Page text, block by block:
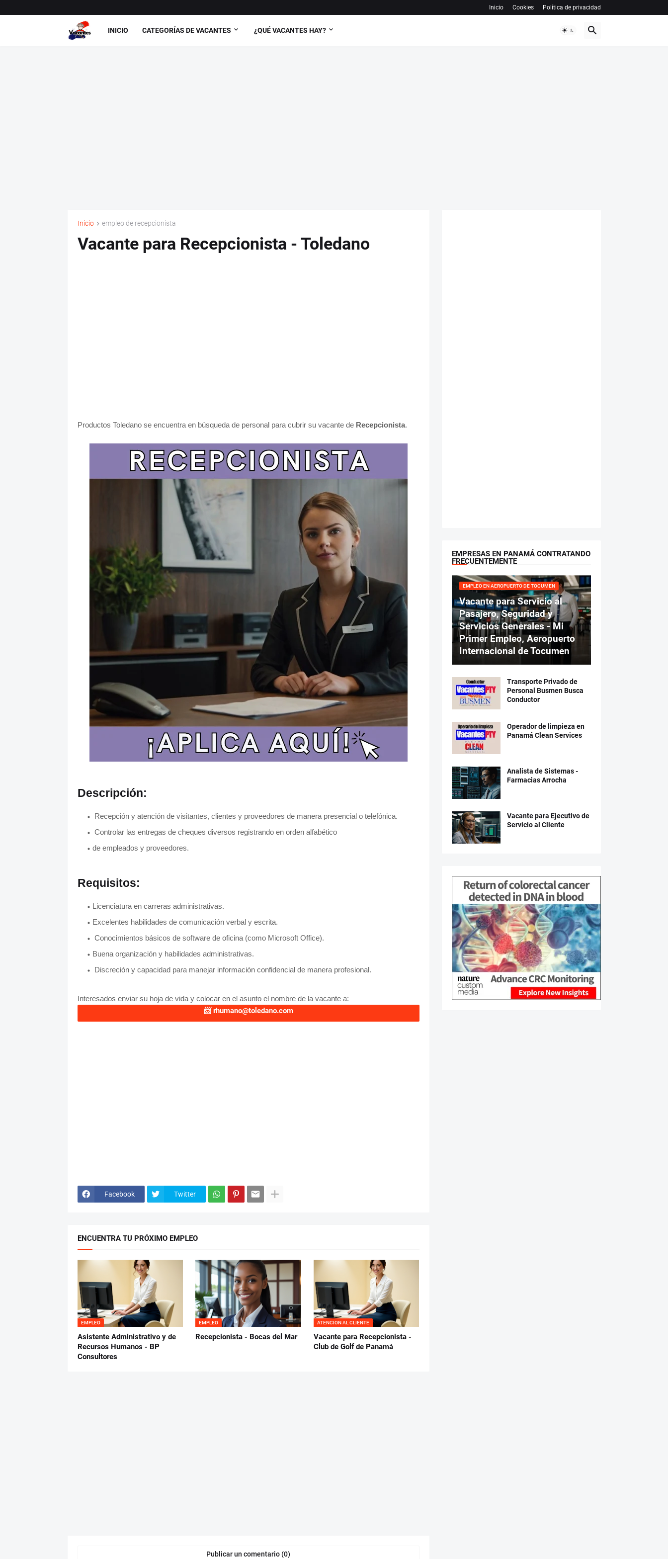
Inicio Cookies Política de privacidad
INICIO CATEGORÍAS DE VACANTES ¿QUÉ VACANTES HAY?
Inicio empleo de recepcionista
Vacante para Recepcionista - Toledano
Productos Toledano se encuentra en búsqueda de personal para cubrir su vacante de Recepcionista.
Descripción:
Recepción y atención de visitantes, clientes y proveedores de manera presencial o telefónica.
Controlar las entregas de cheques diversos registrando en orden alfabético
de empleados y proveedores.
Requisitos:
Licenciatura en carreras administrativas.
Excelentes habilidades de comunicación verbal y escrita.
Conocimientos básicos de software de oficina (como Microsoft Office).
Buena organización y habilidades administrativas.
Discreción y capacidad para manejar información confidencial de manera profesional.
Interesados enviar su hoja de vida y colocar en el asunto el nombre de la vacante a:
📨rhumano@toledano.com
Facebook Twitter
ENCUENTRA TU PRÓXIMO EMPLEO
EMPLEO
Asistente Administrativo y de
Recursos Humanos - BP
Consultores
EMPLEO
Recepcionista - Bocas del Mar
ATENCION AL CLIENTE
Vacante para Recepcionista -
Club de Golf de Panamá
Publicar un comentario (0)
EMPRESAS EN PANAMÁ CONTRATANDO
FRECUENTEMENTE
EMPLEO EN AEROPUERTO DE TOCUMEN
Vacante para Servicio al
Pasajero, Seguridad y
Servicios Generales - Mi
Primer Empleo, Aeropuerto
Internacional de Tocumen
Transporte Privado de
Personal Busmen Busca
Conductor
Operador de limpieza en
Panamá Clean Services
Analista de Sistemas -
Farmacias Arrocha
Vacante para Ejecutivo de
Servicio al Cliente